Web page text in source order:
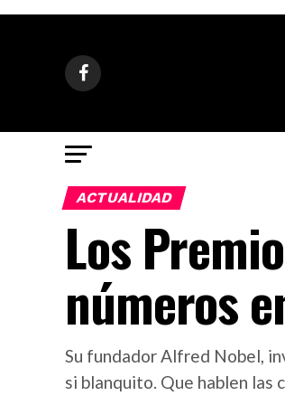
ACTUALIDAD
Los
números
Su fundador Alfred Nobel,
si blanquito. Que hablen las